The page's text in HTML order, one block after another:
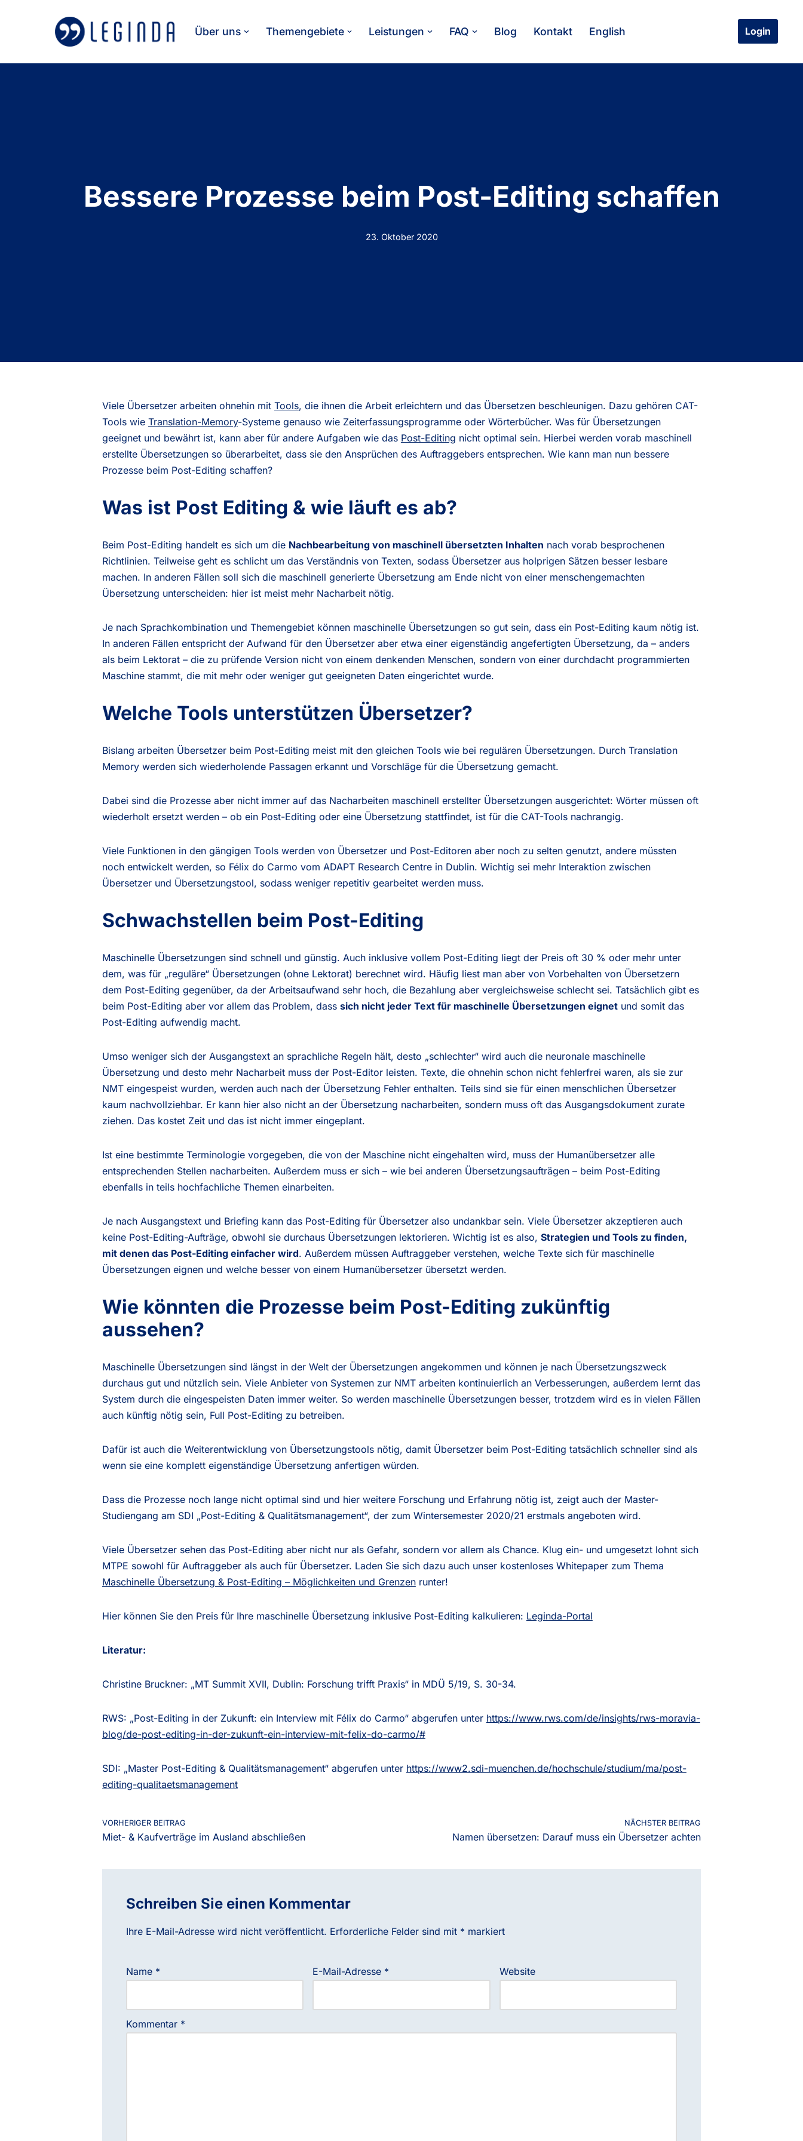
springen
Über uns Themengebiete Leistungen FAQ Blog Kontakt English Login
Bessere Prozesse beim Post-Editing schaffen
23. Oktober 2020
Viele Übersetzer arbeiten ohnehin mit Tools, die ihnen die Arbeit erleichtern und das Übersetzen beschleunigen. Dazu gehören CAT-
Tools wie Translation-Memory-Systeme genauso wie Zeiterfassungsprogramme oder Wörterbücher. Was für Übersetzungen
geeignet und bewährt ist, kann aber für andere Aufgaben wie das Post-Editing nicht optimal sein. Hierbei werden vorab maschinell
erstellte Übersetzungen so überarbeitet, dass sie den Ansprüchen des Auftraggebers entsprechen. Wie kann man nun bessere
Prozesse beim Post-Editing schaffen?
Was ist Post Editing & wie läuft es ab?
Beim Post-Editing handelt es sich um die Nachbearbeitung von maschinell übersetzten Inhalten nach vorab besprochenen
Richtlinien. Teilweise geht es schlicht um das Verständnis von Texten, sodass Übersetzer aus holprigen Sätzen besser lesbare
machen. In anderen Fällen soll sich die maschinell generierte Übersetzung am Ende nicht von einer menschengemachten
Übersetzung unterscheiden: hier ist meist mehr Nacharbeit nötig.
Je nach Sprachkombination und Themengebiet können maschinelle Übersetzungen so gut sein, dass ein Post-Editing kaum nötig ist.
In anderen Fällen entspricht der Aufwand für den Übersetzer aber etwa einer eigenständig angefertigten Übersetzung, da – anders
als beim Lektorat – die zu prüfende Version nicht von einem denkenden Menschen, sondern von einer durchdacht programmierten
Maschine stammt, die mit mehr oder weniger gut geeigneten Daten eingerichtet wurde.
Welche Tools unterstützen Übersetzer?
Bislang arbeiten Übersetzer beim Post-Editing meist mit den gleichen Tools wie bei regulären Übersetzungen. Durch Translation
Memory werden sich wiederholende Passagen erkannt und Vorschläge für die Übersetzung gemacht.
Dabei sind die Prozesse aber nicht immer auf das Nacharbeiten maschinell erstellter Übersetzungen ausgerichtet: Wörter müssen oft
wiederholt ersetzt werden – ob ein Post-Editing oder eine Übersetzung stattfindet, ist für die CAT-Tools nachrangig.
Viele Funktionen in den gängigen Tools werden von Übersetzer und Post-Editoren aber noch zu selten genutzt, andere müssten
noch entwickelt werden, so Félix do Carmo vom ADAPT Research Centre in Dublin. Wichtig sei mehr Interaktion zwischen
Übersetzer und Übersetzungstool, sodass weniger repetitiv gearbeitet werden muss.
Schwachstellen beim Post-Editing
Maschinelle Übersetzungen sind schnell und günstig. Auch inklusive vollem Post-Editing liegt der Preis oft 30 % oder mehr unter
dem, was für „reguläre“ Übersetzungen (ohne Lektorat) berechnet wird. Häufig liest man aber von Vorbehalten von Übersetzern
dem Post-Editing gegenüber, da der Arbeitsaufwand sehr hoch, die Bezahlung aber vergleichsweise schlecht sei. Tatsächlich gibt es
beim Post-Editing aber vor allem das Problem, dass sich nicht jeder Text für maschinelle Übersetzungen eignetund somit das
Post-Editing aufwendig macht.
Umso weniger sich der Ausgangstext an sprachliche Regeln hält, desto „schlechter“ wird auch die neuronale maschinelle
Übersetzung und desto mehr Nacharbeit muss der Post-Editor leisten. Texte, die ohnehin schon nicht fehlerfrei waren, als sie zur
NMT eingespeist wurden, werden auch nach der Übersetzung Fehler enthalten. Teils sind sie für einen menschlichen Übersetzer
kaum nachvollziehbar. Er kann hier also nicht an der Übersetzung nacharbeiten, sondern muss oft das Ausgangsdokument zurate
ziehen. Das kostet Zeit und das ist nicht immer eingeplant.
Ist eine bestimmte Terminologie vorgegeben, die von der Maschine nicht eingehalten wird, muss der Humanübersetzer alle
entsprechenden Stellen nacharbeiten. Außerdem muss er sich – wie bei anderen Übersetzungsaufträgen – beim Post-Editing
ebenfalls in teils hochfachliche Themen einarbeiten.
Je nach Ausgangstext und Briefing kann das Post-Editing für Übersetzer also undankbar sein. Viele Übersetzer akzeptieren auch
keine Post-Editing-Aufträge, obwohl sie durchaus Übersetzungen lektorieren. Wichtig ist es also, Strategien und Tools zu finden,
mit denen das Post-Editing einfacher wird. Außerdem müssen Auftraggeber verstehen, welche Texte sich für maschinelle
Übersetzungen eignen und welche besser von einem Humanübersetzer übersetzt werden.
Wie könnten die Prozesse beim Post-Editing zukünftig
aussehen?
Maschinelle Übersetzungen sind längst in der Welt der Übersetzungen angekommen und können je nach Übersetzungszweck
durchaus gut und nützlich sein. Viele Anbieter von Systemen zur NMT arbeiten kontinuierlich an Verbesserungen, außerdem lernt das
System durch die eingespeisten Daten immer weiter. So werden maschinelle Übersetzungen besser, trotzdem wird es in vielen Fällen
auch künftig nötig sein, Full Post-Editing zu betreiben.
Dafür ist auch die Weiterentwicklung von Übersetzungstools nötig, damit Übersetzer beim Post-Editing tatsächlich schneller sind als
wenn sie eine komplett eigenständige Übersetzung anfertigen würden.
Dass die Prozesse noch lange nicht optimal sind und hier weitere Forschung und Erfahrung nötig ist, zeigt auch der Master-
Studiengang am SDI „Post-Editing & Qualitätsmanagement“, der zum Wintersemester 2020/21 erstmals angeboten wird.
Viele Übersetzer sehen das Post-Editing aber nicht nur als Gefahr, sondern vor allem als Chance. Klug ein- und umgesetzt lohnt sich
MTPE sowohl für Auftraggeber als auch für Übersetzer. Laden Sie sich dazu auch unser kostenloses Whitepaper zum Thema
Maschinelle Übersetzung & Post-Editing – Möglichkeiten und Grenzenrunter!
Hier können Sie den Preis für Ihre maschinelle Übersetzung inklusive Post-Editing kalkulieren: Leginda-Portal
Literatur:
Christine Bruckner: „MT Summit XVII, Dublin: Forschung trifft Praxis“ in MDÜ 5/19, S. 30-34.
RWS: „Post-Editing in der Zukunft: ein Interview mit Félix do Carmo“ abgerufen unter https://www.rws.com/de/insights/rws-moravia-
blog/de-post-editing-in-der-zukunft-ein-interview-mit-felix-do-carmo/#
SDI: „Master Post-Editing & Qualitätsmanagement“ abgerufen unter https://www2.sdi-muenchen.de/hochschule/studium/ma/post-
editing-qualitaetsmanagement
VORHERIGER BEITRAG
Miet- & Kaufverträge im Ausland abschließen
NÄCHSTER BEITRAG
Namen übersetzen: Darauf muss ein Übersetzer achten
Schreiben Sie einen Kommentar
Ihre E-Mail-Adresse wird nicht veröffentlicht. Erforderliche Felder sind mit * markiert
Name * E-Mail-Adresse * Website
Kommentar *